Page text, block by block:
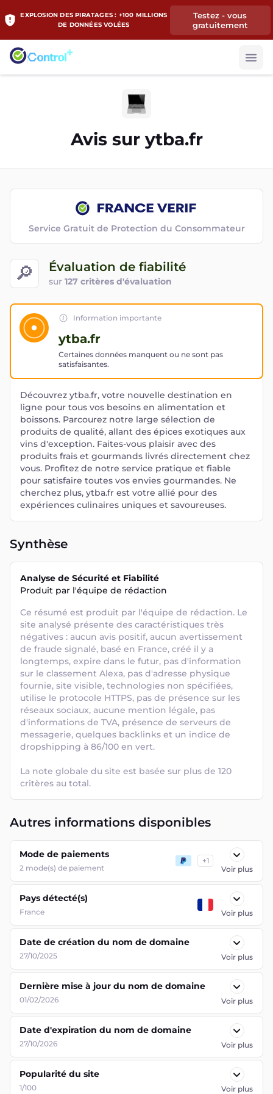
EXPLOSION DES PIRATAGES : +100 MILLIONS
DE DONNÉES VOLÉES
Testez - vous
gratuitement
Avis sur ytba.fr
🔎 Évaluation de fiabilité
sur 127 critères d'évaluation
Service Gratuit de Protection du Consommateur
Information importante
ytba.fr
Certaines données manquent ou ne sont pas
satisfaisantes.
Découvrez ytba.fr, votre nouvelle destination en
ligne pour tous vos besoins en alimentation et
boissons. Parcourez notre large sélection de
produits de qualité, allant des épices exotiques aux
vins d'exception. Faites-vous plaisir avec des
produits frais et gourmands livrés directement chez
vous. Profitez de notre service pratique et fiable
pour satisfaire toutes vos envies gourmandes. Ne
cherchez plus, ytba.fr est votre allié pour des
expériences culinaires uniques et savoureuses.
Synthèse
Analyse de Sécurité et Fiabilité
Produit par l'équipe de rédaction
Ce résumé est produit par l'équipe de rédaction. Le
site analysé présente des caractéristiques très
négatives : aucun avis positif, aucun avertissement
de fraude signalé, basé en France, créé il y a
longtemps, expire dans le futur, pas d'information
sur le classement Alexa, pas d'adresse physique
fournie, site visible, technologies non spécifiées,
utilise le protocole HTTPS, pas de présence sur les
réseaux sociaux, aucune mention légale, pas
d'informations de TVA, présence de serveurs de
messagerie, quelques backlinks et un indice de
dropshipping à 86/100 en vert.
La note globale du site est basée sur plus de 120
critères au total.
Autres informations disponibles
Mode de paiements
2 mode(s) de paiement
+1
Voir plus
Pays détecté(s)
France Voir plus
Date de création du nom de domaine
27/10/2025 Voir plus
Dernière mise à jour du nom de domaine
01/02/2026 Voir plus
Date d'expiration du nom de domaine
27/10/2026 Voir plus
Popularité du site
1/100 Voir plus